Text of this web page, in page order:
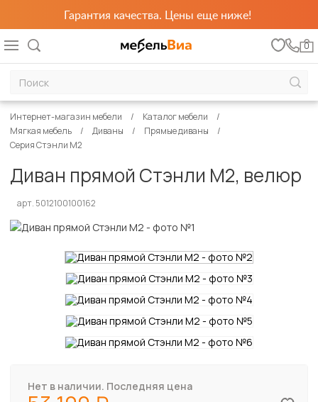
Гарантия качества. Цены еще ниже!
0
Интернет-магазин мебели
Каталог мебели
Мягкая мебель
Диваны
Прямые диваны
Серия Стэнли М2
Диван прямой Стэнли М2, велюр
арт. 5012100100162
Нет в наличии. Последняя цена